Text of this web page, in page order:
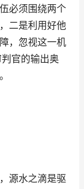
必须围绕两个
二是利用好他
，忽视这一机
官的输出奥
源水之滴是驱